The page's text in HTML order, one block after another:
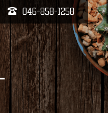
046-858-1258